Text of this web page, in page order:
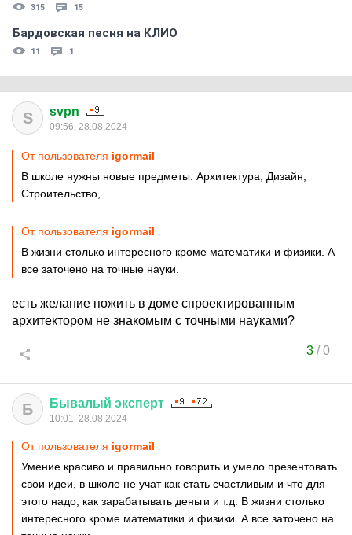
315 15
Бардовская песня на КЛИО
11 1
S svpn
09:56, 28.08.2024
От пользователя igormail
В школе нужны новые предметы: Архитектура, Дизайн,
Строительство,
От пользователя igormail
В жизни столько интересного кроме математики и физики. А
все заточено на точные науки.
есть желание пожить в доме спроектированным
архитектором не знакомым с точными науками?
3/0
Б Бывалый эксперт
10:01, 28.08.2024
От пользователя igormail
Умение красиво и правильно говорить и умело презентовать
свои идеи, в школе не учат как стать счастливым и что для
этого надо, как зарабатывать деньги и т.д. В жизни столько
интересного кроме математики и физики. А все заточено на